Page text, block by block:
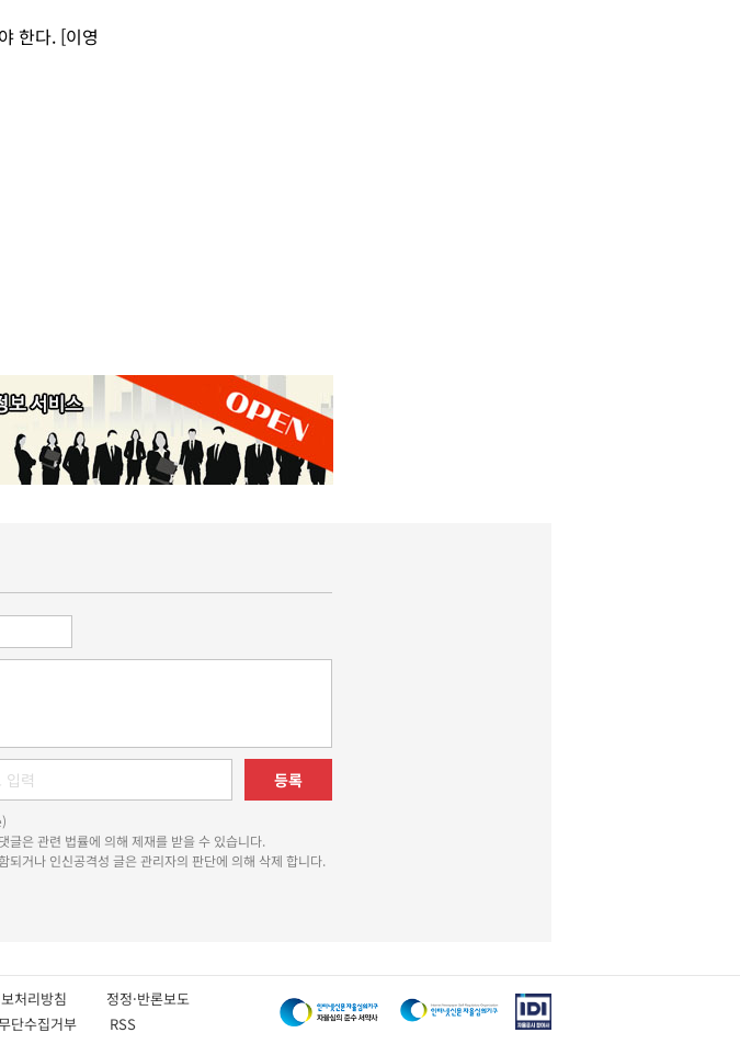
한다. [이영
등록
글은 관련 법률에 의해 제재를 받을 수 있습니다.
거나 인신공격성 글은 관리자의 판단에 의해 삭제 합니다.
보처리방침 정정·반론보도
단수집거부 RSS